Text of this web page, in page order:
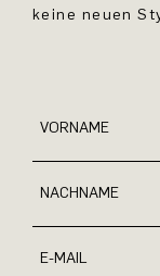
keine neuen
VORNAME
NACHNAME
E-MAIL